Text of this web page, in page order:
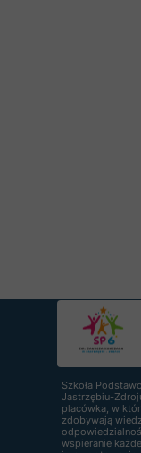
Szkoła
Jastrzębiu-
placówka, w
zdobywają
wspieranie